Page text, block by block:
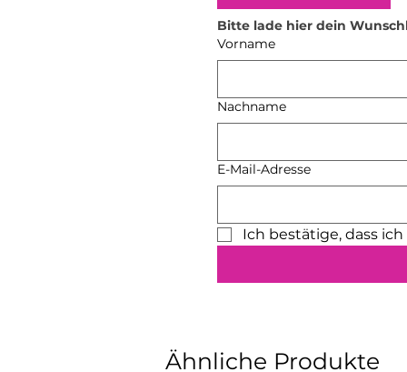
Bitte lade hier dein
Vorname
Nachname
E-Mail-Adresse
Ich bestätige, dass
Ähnliche Produkte